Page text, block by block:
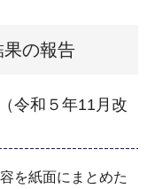
の報告
令和５年11月改
を紙面にまとめた